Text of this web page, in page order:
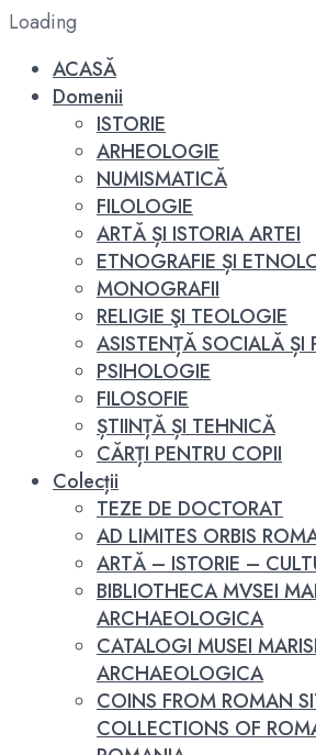
Loading
ACASĂ
Domenii
ISTORIE
ARHEOLOGIE
NUMISMATICĂ
FILOLOGIE
ARTĂ ȘI ISTORIA ARTEI
ETNOGRAFIE ȘI
MONOGRAFII
RELIGIE ŞI TEOLOGIE
ASISTENȚĂ SOCIALĂ ȘI
PSIHOLOGIE
FILOSOFIE
ȘTIINȚĂ ȘI TEHNICĂ
CĂRȚI PENTRU COPII
Colecții
TEZE DE DOCTORAT
AD LIMITES ORBIS
ARTĂ – ISTORIE –
BIBLIOTHECA MVSEI
ARCHAEOLOGICA
CATALOGI MUSEI
ARCHAEOLOGICA
COINS FROM ROMAN
COLLECTIONS OF